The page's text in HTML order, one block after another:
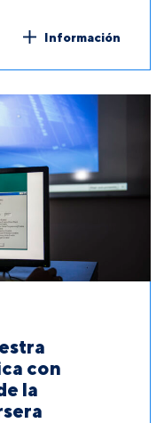
Información
con
la